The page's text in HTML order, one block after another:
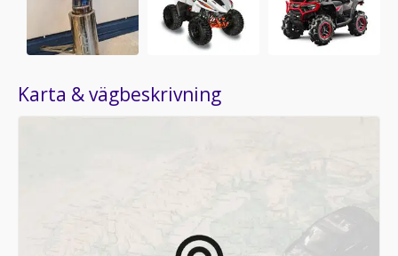
Karta & vägbeskrivning